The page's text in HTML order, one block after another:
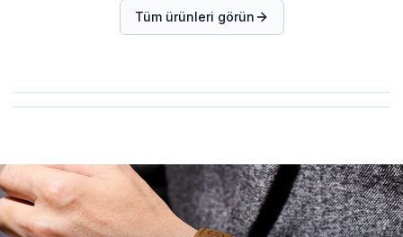
Tüm ürünleri görün